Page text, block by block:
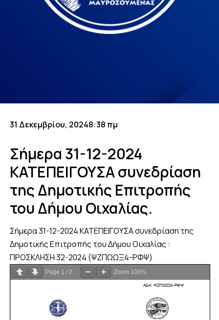
31 Δεκεμβρίου, 20248:38 πμ
Σήμερα 31-12-2024
ΚΑΤΕΠΕΙΓΟΥΣΑ συνεδρίαση
της Δημοτικής Επιτροπής
του Δήμου Οιχαλίας.
Σήμερα 31-12-2024 ΚΑΤΕΠΕΙΓΟΥΣΑ συνεδρίαση της
Δημοτικής Επιτροπής του Δήμου Οιχαλίας :
ΠΡΟΣΚΛΗΣΗ 32-2024 (ΨΖΠΩΩΞ4-ΡΦΨ)
Page 1 / 2 Zoom 100%